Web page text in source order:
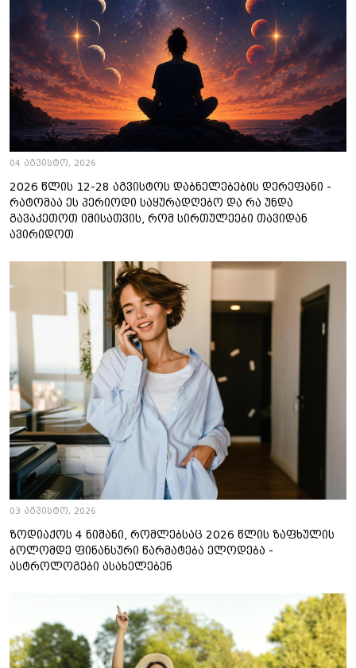
04 აგვისტო, 2026
2026 წლის 12-28 აგვისტოს დაბნელებების დერეფანი -
რატომაა ეს პერიოდი საყურადღებო და რა უნდა
გავაკეთოთ იმისათვის, რომ სირთულეები თავიდან
ავირიდოთ
03 აგვისტო, 2026
ზოდიაქოს 4 ნიშანი, რომლებსაც 2026 წლის ზაფხულის
ბოლომდე ფინანსური წარმატება ელოდება -
ასტროლოგები ასახელებენ